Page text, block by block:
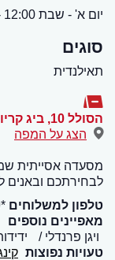
יום א' - שבת 12:00 - 23:00
סוגים
תאילנדית
הסולל 10, ביג קריות
הצג על המפה
מסעדה אסייתית
לבחירתכם ובאנים
טלפון למשלוחים *3089
מאפיינים נוספים
ויגן פרנדלי
טעויות נפוצות